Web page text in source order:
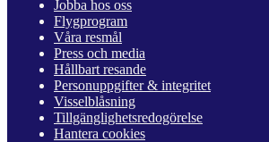
Jobba hos oss
Flygprogram
Våra resmål
Press och media
Hållbart resande
Personuppgifter & integritet
Visselblåsning
Tillgänglighetsredogörelse
Hantera cookies